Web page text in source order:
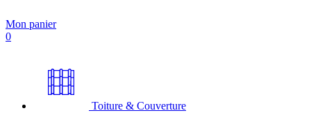
Mon panier
0
Toiture & Couverture